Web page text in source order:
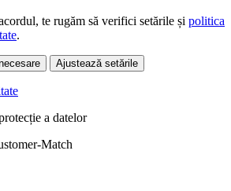
te rugăm să verifici setările și politica
.
Ajustează setările
a datelor
Match